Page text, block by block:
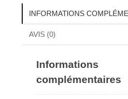
INFORMATIONS
AVIS (0)
Informations
complémentaires